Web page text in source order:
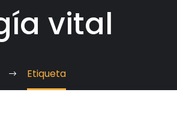
vital
Etiqueta